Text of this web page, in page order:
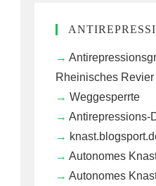
Rheinisches Revier
Weggesperrte
Antirepressions-
Autonomes
Autonomes